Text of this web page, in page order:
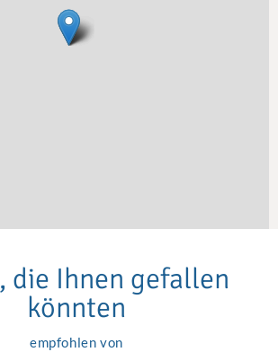
, die Ihnen gefallen
könnten
empfohlen von